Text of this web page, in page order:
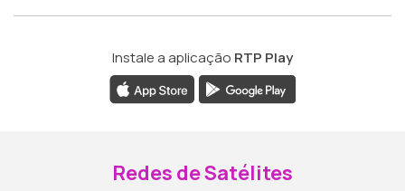
Instale a aplicação RTP Play
Redes de Satélites